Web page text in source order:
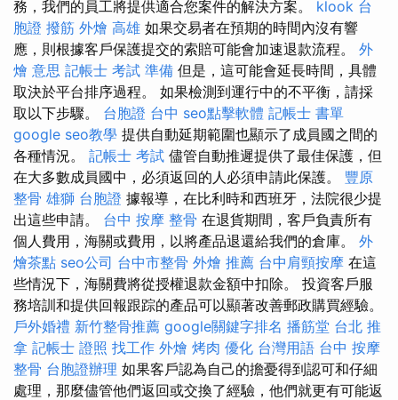
務，我們的員工將提供適合您案件的解決方案。 klook 台
胞證 撥筋 外燴 高雄 如果交易者在預期的時間內沒有響
應，則根據客戶保護提交的索賠可能會加速退款流程。 外
燴 意思 記帳士 考試 準備 但是，這可能會延長時間，具體
取決於平台排序過程。 如果檢測到運行中的不平衡，請採
取以下步驟。 台胞證 台中 seo點擊軟體 記帳士 書單
google seo教學 提供自動延期範圍也顯示了成員國之間的
各種情況。 記帳士 考試 儘管自動推遲提供了最佳保護，但
在大多數成員國中，必須返回的人必須申請此保護。 豐原
整骨 雄獅 台胞證 據報導，在比利時和西班牙，法院很少提
出這些申請。 台中 按摩 整骨 在退貨期間，客戶負責所有
個人費用，海關或費用，以將產品退還給我們的倉庫。 外
燴茶點 seo公司 台中市整骨 外燴 推薦 台中肩頸按摩 在這
些情況下，海關費將從授權退款金額中扣除。 投資客戶服
務培訓和提供回報跟踪的產品可以顯著改善郵政購買經驗。
戶外婚禮 新竹整骨推薦 google關鍵字排名 播筋堂 台北 推
拿 記帳士 證照 找工作 外燴 烤肉 優化 台灣用語 台中 按摩
整骨 台胞證辦理 如果客戶認為自己的擔憂得到認可和仔細
處理，那麼儘管他們返回或交換了經驗，他們就更有可能返